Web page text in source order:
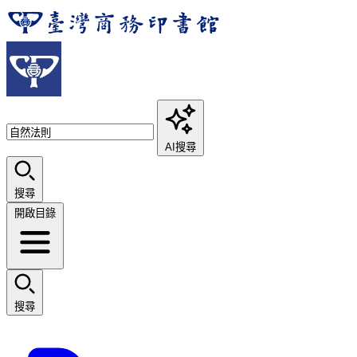
AI搜尋
搜尋
開啟目錄
搜尋